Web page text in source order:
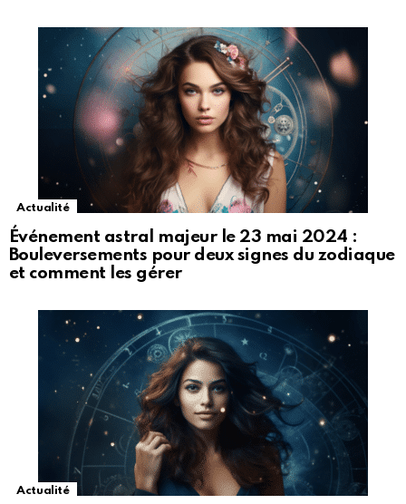
Actualité
Événement astral majeur le 23 mai 2024 :
Bouleversements pour deux signes du zodiaque
et comment les gérer
Actualité